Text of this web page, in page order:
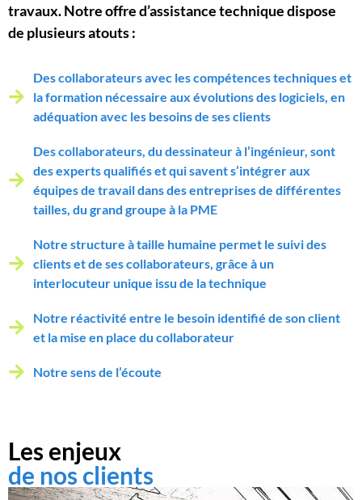
travaux. Notre offre d’assistance technique dispose
de plusieurs atouts :
Des collaborateurs avec les compétences techniques et
la formation nécessaire aux évolutions des logiciels, en
adéquation avec les besoins de ses clients
Des collaborateurs, du dessinateur à l’ingénieur, sont
des experts qualifiés et qui savent s’intégrer aux
équipes de travail dans des entreprises de différentes
tailles, du grand groupe à la PME
Notre structure à taille humaine permet le suivi des
clients et de ses collaborateurs, grâce à un
interlocuteur unique issu de la technique
Notre réactivité entre le besoin identifié de son client
et la mise en place du collaborateur
Notre sens de l’écoute
Les enjeux
de nos clients